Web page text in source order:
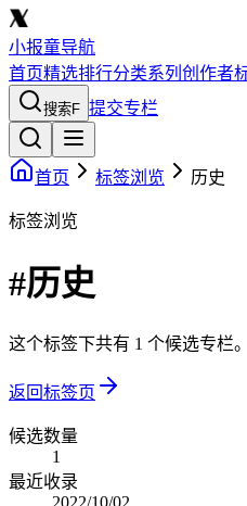
小报童导航
首页精选排行分类系列 创作者
搜索F 提交专栏
首页 标签浏览 历史
标签浏览
#历史
这个标签下共有 1 个候选专栏
返回标签页
候选数量
1
最近收录
2022/10/02